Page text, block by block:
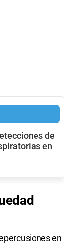
de
en
en